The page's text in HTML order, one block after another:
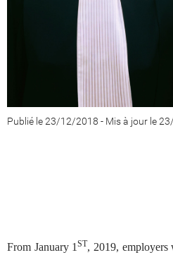
Publié le 23/12/2018 - Mis à jour le
From January 1ST, 2019,